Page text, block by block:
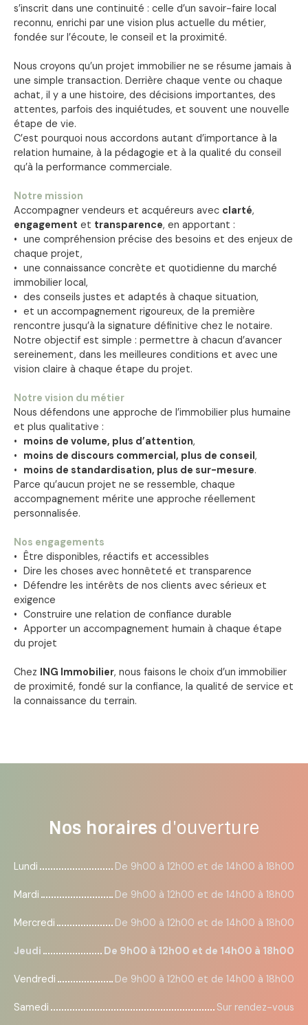
s’inscrit dans une continuité : celle d’un savoir-faire local
reconnu, enrichi par une vision plus actuelle du métier,
fondée sur l’écoute, le conseil et la proximité.
Nous croyons qu’un projet immobilier ne se résume jamais à
une simple transaction. Derrière chaque vente ou chaque
achat, il y a une histoire, des décisions importantes, des
attentes, parfois des inquiétudes, et souvent une nouvelle
étape de vie.
C’est pourquoi nous accordons autant d’importance à la
relation humaine, à la pédagogie et à la qualité du conseil
qu’à la performance commerciale.
Notre mission
Accompagner vendeurs et acquéreurs avec clarté,
engagement et transparence, en apportant :
une compréhension précise des besoins et des enjeux de
chaque projet,
une connaissance concrète et quotidienne du marché
immobilier local,
des conseils justes et adaptés à chaque situation,
et un accompagnement rigoureux, de la première
rencontre jusqu’à la signature définitive chez le notaire.
Notre objectif est simple : permettre à chacun d’avancer
sereinement, dans les meilleures conditions et avec une
vision claire à chaque étape du projet.
Notre vision du métier
Nous défendons une approche de l’immobilier plus humaine
et plus qualitative :
moins de volume, plus d’attention,
moins de discours commercial, plus de conseil,
moins de standardisation, plus de sur-mesure.
Parce qu’aucun projet ne se ressemble, chaque
accompagnement mérite une approche réellement
personnalisée.
Nos engagements
Être disponibles, réactifs et accessibles
Dire les choses avec honnêteté et transparence
Défendre les intérêts de nos clients avec sérieux et
exigence
Construire une relation de confiance durable
Apporter un accompagnement humain à chaque étape
du projet
Chez ING Immobilier, nous faisons le choix d’un immobilier
de proximité, fondé sur la confiance, la qualité de service et
la connaissance du terrain.
Nos horaires d'ouverture
Lundi De 9h00 à 12h00 et de 14h00 à 18h00
Mardi De 9h00 à 12h00 et de 14h00 à 18h00
Mercredi De 9h00 à 12h00 et de 14h00 à 18h00
Jeudi De 9h00 à 12h00 et de 14h00 à 18h00
Vendredi De 9h00 à 12h00 et de 14h00 à 18h00
Samedi Sur rendez-vous